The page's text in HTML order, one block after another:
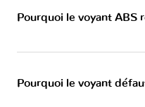
Pourquoi le voyant ABS
Pourquoi le voyant